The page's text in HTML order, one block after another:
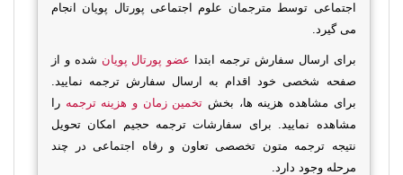
اجتماعی توسط مترجمان علوم اجتماعی پورتال پویان انجام
می گیرد.
برای ارسال سفارش ترجمه ابتدا عضو پورتال پویان شده و از
صفحه شخصی خود اقدام به ارسال سفارش ترجمه نمایید.
برای مشاهده هزینه ها، بخش تخمین زمان و هزینه ترجمه را
مشاهده نمایید. برای سفارشات ترجمه حجیم امکان تحویل
نتیجه ترجمه متون تخصصی تعاون و رفاه اجتماعی در چند
مرحله وجود دارد.